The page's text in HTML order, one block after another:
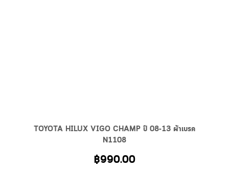
TOYOTA HILUX VIGO CHAMP ปี 08-13 ผ้าเบรค
N1108
฿990.00